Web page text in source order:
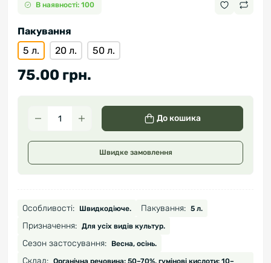
В наявності: 100
Пакування
5 л.
20 л. 50 л.
75.00 грн.
До кошика
Швидке замовлення
Особливості: Швидкодіюче. Пакування: 5 л.
Призначення: Для усіх видів культур.
Сезон застосування: Весна, осінь.
Склад: Органічна речовина: 50–70%, гумінові кислоти: 10–